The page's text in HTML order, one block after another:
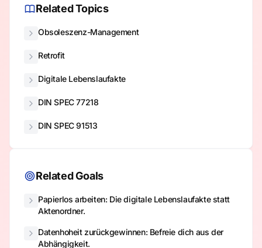
Related Topics
Obsoleszenz-Management
Retrofit
Digitale Lebenslaufakte
DIN SPEC 77218
DIN SPEC 91513
Related Goals
Papierlos arbeiten: Die digitale Lebenslaufakte statt
Aktenordner.
Datenhoheit zurückgewinnen: Befreie dich aus der
Abhängigkeit.